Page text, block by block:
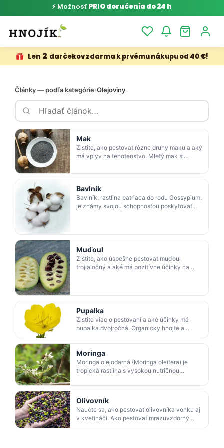
⚡ Možnosť PRIO doručenia do 24 h
Len 2 darčekov zdarma k prvému nákupu od 40 €!
Články — podľa kategórie›Olejoviny
Mak
Zistite, ako pestovať rôzne druhy maku a aký
má vplyv na tehotenstvo. Mletý mak si
Bavlník
Bavlník, rastlina patriaca do rodu Gossypium,
je známy svojou schopnosťou poskytovať
Muďoul
Zistite, ako úspešne pestovať muďoul
trojlaločný a aké má pozitívne účinky na
Pupalka
Zistite viac o pestovaní a aké účinky má
pupalka dvojročná. Organicky hnojte a
Moringa
Moringa olejodarná (Moringa oleifera) je
tropická rastlina s vysokou nutričnou
Olivovník
Naučte sa, ako pestovať olivovníka vonku aj
v kvetináči. Ako pestovať mrazuvzdorný